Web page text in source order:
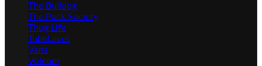
The Bulldog
The Pack Society
Thug Life
TubeLaces
Vans
Volcom